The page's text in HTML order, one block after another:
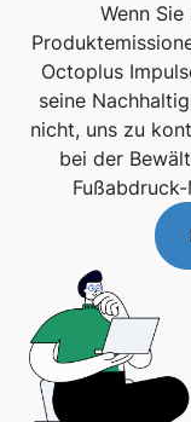
Wenn
Octoplus
seine
nicht, uns zu
bei der